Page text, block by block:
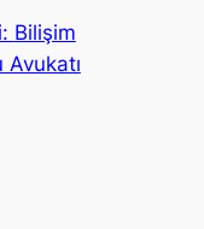
Bilişim
Avukatı